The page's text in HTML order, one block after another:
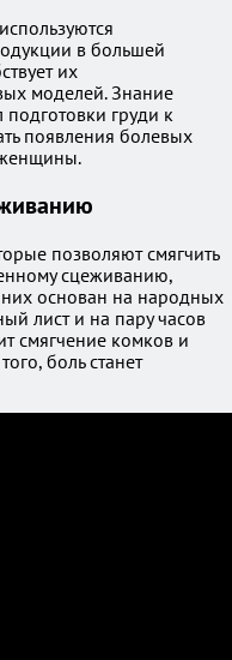
в большей
их
моделей. Знание
груди к
появления болевых
позволяют смягчить
сцеживанию,
них основан на народных
лист и на пару часов
смягчение комков и
боль станет